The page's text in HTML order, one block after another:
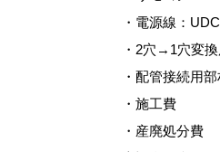
・電源線：
・2穴→1穴変
・配管接続用
・施工費
・産廃処分費